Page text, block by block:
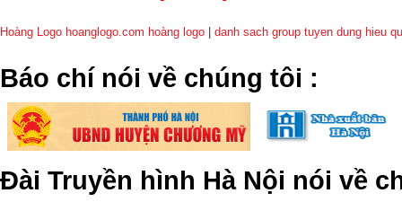
Hoàng Logo hoanglogo.com hoàng logo danh sach group tuyen dung hieu
​Báo chí nói về chúng tôi :
Đài Truyền hình Hà Nội nói về